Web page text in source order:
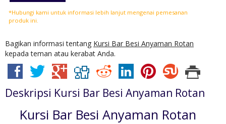
*Hubungi kami untuk informasi lebih lanjut mengenai pemesanan
produk ini.
Bagikan informasi tentang Kursi Bar Besi Anyaman Rotan
kepada teman atau kerabat Anda.
Deskripsi Kursi Bar Besi Anyaman Rotan
Kursi Bar Besi Anyaman Rotan